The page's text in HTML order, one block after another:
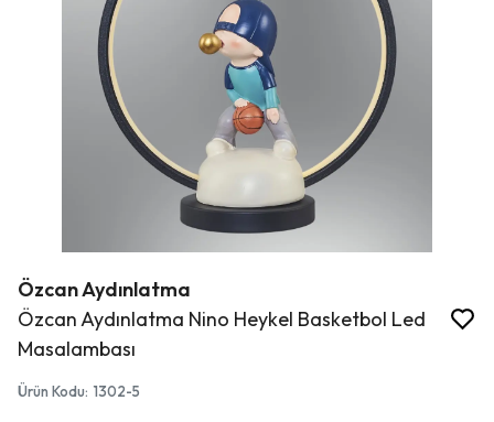
Özcan Aydınlatma
Özcan Aydınlatma Nino Heykel Basketbol Led
Masalambası
Ürün Kodu: 1302-5